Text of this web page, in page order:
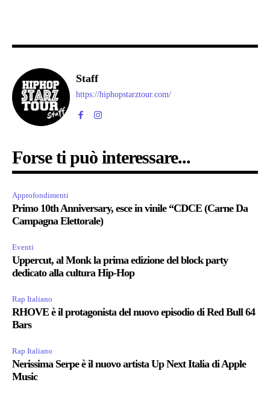
Staff
https://hiphopstarztour.com/
Forse ti può interessare...
Approfondimenti
Primo 10th Anniversary, esce in vinile “CDCE (Carne Da
Campagna Elettorale)
Eventi
Uppercut, al Monk la prima edizione del block party
dedicato alla cultura Hip-Hop
Rap Italiano
RHOVE è il protagonista del nuovo episodio di Red Bull 64
Bars
Rap Italiano
Nerissima Serpe è il nuovo artista Up Next Italia di Apple
Music